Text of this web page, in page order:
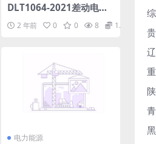
DLT1064-2021差动电阻
f 2 年前 0 0 8 1.98
电力能源